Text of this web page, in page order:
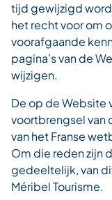
tijd gewijzigd
het recht voor om
voorafgaande
pagina’s van de
wijzigen.
De op de Website
voortbrengsel van
van het Franse
Om die reden zijn
gedeeltelijk, van
Méribel Tourisme.